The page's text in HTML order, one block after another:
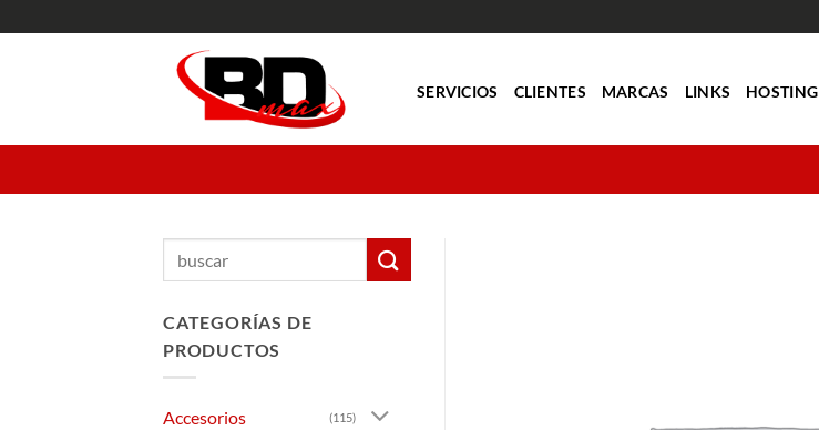
al
SERVICIOS CLIENTES MARCAS LINKS HOSTING
CATEGORÍAS DE
PRODUCTOS
Accesorios (115)